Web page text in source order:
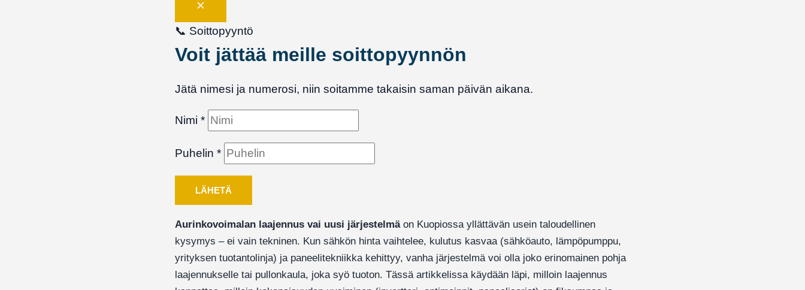
📞 Soittopyyntö
Voit jättää meille soittopyynnön
Jätä nimesi ja numerosi, niin soitamme takaisin saman päivän aikana.
Nimi *
Puhelin *
LÄHETÄ
Aurinkovoimalan laajennus vai uusi järjestelmäon Kuopiossa yllättävän usein taloudellinen
kysymys – ei vain tekninen. Kun sähkön hinta vaihtelee, kulutus kasvaa (sähköauto, lämpöpumppu,
yrityksen tuotantolinja) ja paneelitekniikka kehittyy, vanha järjestelmä voi olla joko erinomainen pohja
laajennukselle tai pullonkaula, joka syö tuoton. Tässä artikkelissa käydään läpi, milloin laajennus